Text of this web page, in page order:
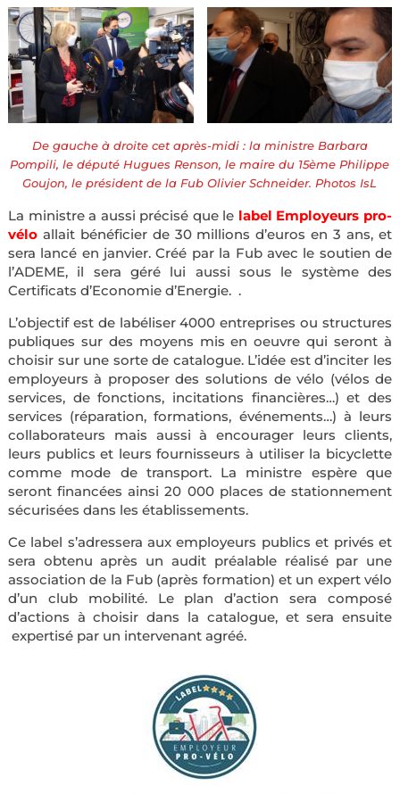
De gauche à droite cet après-midi : la ministre Barbara
Pompili, le député Hugues Renson, le maire du 15ème Philippe
Goujon, le président de la Fub Olivier Schneider. Photos IsL
La ministre a aussi précisé que le label Employeurs pro-
véloallait bénéficier de 30 millions d’euros en 3 ans, et
sera lancé en janvier. Créé par la Fub avec le soutien de
l’ADEME, il sera géré lui aussi sous le système des
Certificats d’Economie d’Energie. .
L’objectif est de labéliser 4000 entreprises ou structures
publiques sur des moyens mis en oeuvre qui seront à
choisir sur une sorte de catalogue. L’idée est d’inciter les
employeurs à proposer des solutions de vélo (vélos de
services, de fonctions, incitations financières…) et des
services (réparation, formations, événements…) à leurs
collaborateurs mais aussi à encourager leurs clients,
leurs publics et leurs fournisseurs à utiliser la bicyclette
comme mode de transport. La ministre espère que
seront financées ainsi 20 000 places de stationnement
sécurisées dans les établissements.
Ce label s’adressera aux employeurs publics et privés et
sera obtenu après un audit préalable réalisé par une
association de la Fub (après formation) et un expert vélo
d’un club mobilité. Le plan d’action sera composé
d’actions à choisir dans la catalogue, et sera ensuite
expertisé par un intervenant agréé.